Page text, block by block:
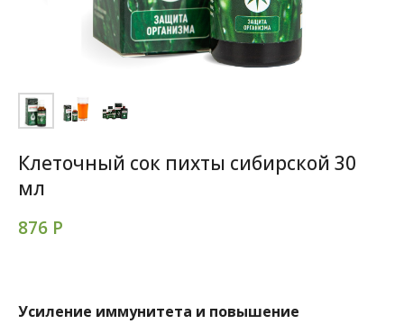
Клеточный сок пихты сибирской 30
мл
876 Р
Усиление иммунитета и повышение